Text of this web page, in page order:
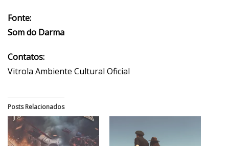
Fonte:
Som do Darma
Contatos:
Vitrola Ambiente Cultural Oficial
Posts Relacionados